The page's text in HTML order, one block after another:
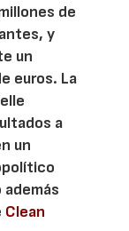
de
y
un
euros. La
a
un
Clean